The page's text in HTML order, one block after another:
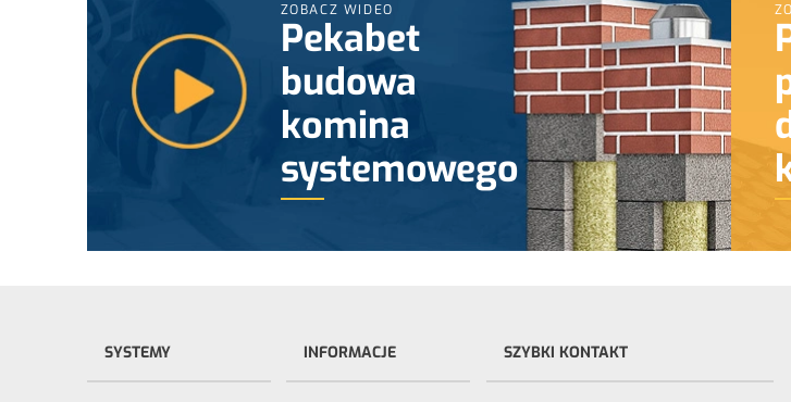
ZOBACZ WIDEO
Pekabet
budowa
komina
systemowego
SYSTEMY INFORMACJE SZYBKI KONTAKT